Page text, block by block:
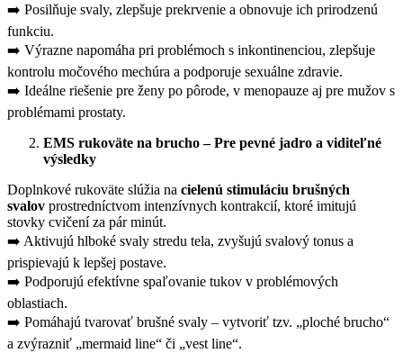
➡️ Posilňuje svaly, zlepšuje prekrvenie a obnovuje ich prirodzenú
funkciu.
➡️ Výrazne napomáha pri problémoch s inkontinenciou, zlepšuje
kontrolu močového mechúra a podporuje sexuálne zdravie.
➡️ Ideálne riešenie pre ženy po pôrode, v menopauze aj pre mužov s
problémami prostaty.
EMS rukoväte na brucho – Pre pevné jadro a viditeľné
výsledky
Doplnkové rukoväte slúžia na cielenú stimuláciu brušných
svalov prostredníctvom intenzívnych kontrakcií, ktoré imitujú
stovky cvičení za pár minút.
➡️ Aktivujú hlboké svaly stredu tela, zvyšujú svalový tonus a
prispievajú k lepšej postave.
➡️ Podporujú efektívne spaľovanie tukov v problémových
oblastiach.
➡️ Pomáhajú tvarovať brušné svaly – vytvoriť tzv. „ploché brucho“
a zvýrazniť „mermaid line“ či „vest line“.